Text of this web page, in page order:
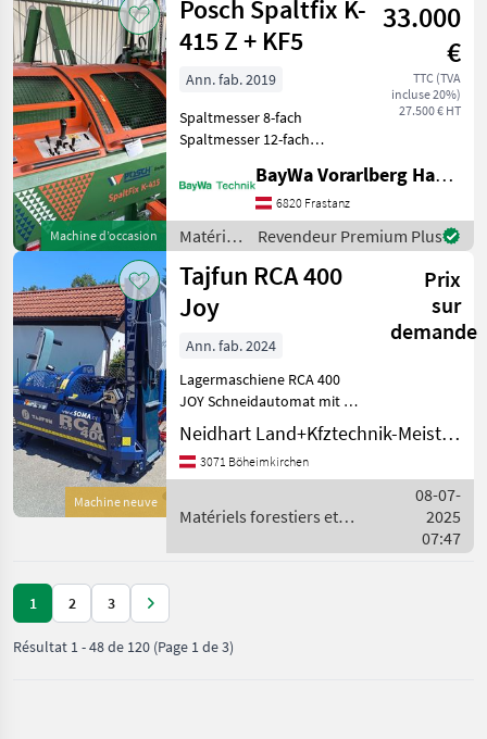
et
matériels
pour le
travail
Sonstige
Machine d’occasion
Posch Spaltfix K-
415 Z + KF5
33.000
€
TTC (TVA
incluse 20%)
27.500 € HT
Ann. fab. 2019
Spaltmesser 8-fach
Spaltmesser 12-fach
Messerschnellwechselvorrichtung
Hydraulischer
Stammvorschub Spaltkraft
15 t Ölkühler OnlyCut
Funktion Matér
BayWa Vorarlberg HandelsGmbH BayWa Technik
6820 Frastanz
Matériels
forestiers
et
matériels
pour le
travail
Posch
Revendeur Premium Plus
Machine neuve
Tajfun RCA 400
Joy
Prix
sur
demande
Ann. fab. 2024
Lagermaschiene RCA 400
JOY Schneidautomat mit ca
15 Tonnen Spaltkraft,
Schnittlänge 25-50 cm, 5m
Förderband, 6 Fach Messer,
400, Hydraulischer
Neidhart Land+Kfztechnik-Meisterbetrieb
3071 Böheimkirchen
Matériels forestiers et
bois / Tajfun
08-07-
2025
07:47
1 2 3
Résultat 1-48de 120 (Page 1 de 3)